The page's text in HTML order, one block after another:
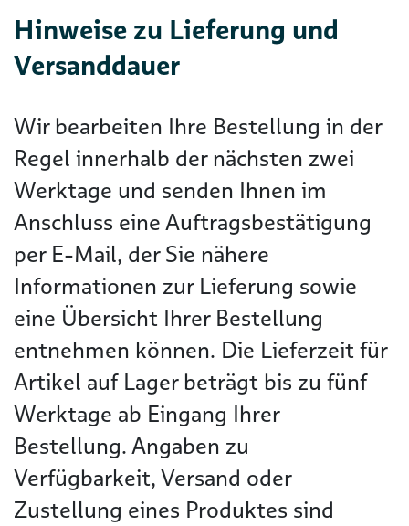
Hinweise zu Lieferung und
Versanddauer
Wir bearbeiten Ihre Bestellung in der
Regel innerhalb der nächsten zwei
Werktage und senden Ihnen im
Anschluss eine Auftragsbestätigung
per E-Mail, der Sie nähere
Informationen zur Lieferung sowie
eine Übersicht Ihrer Bestellung
entnehmen können. Die Lieferzeit für
Artikel auf Lager beträgt bis zu fünf
Werktage ab Eingang Ihrer
Bestellung. Angaben zu
Verfügbarkeit, Versand oder
Zustellung eines Produktes sind